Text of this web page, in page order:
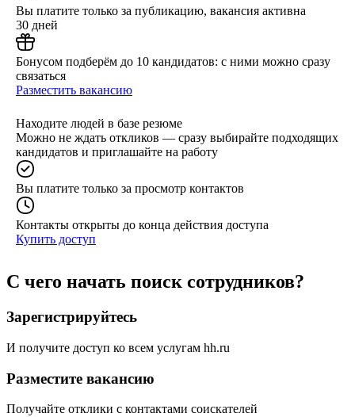
Вы платите только за публикацию, вакансия активна
30 дней
Бонусом подберём до 10 кандидатов: с ними можно сразу
связаться
Разместить вакансию
Находите людей в базе резюме
Можно не ждать откликов — сразу выбирайте подходящих
кандидатов и приглашайте на работу
Вы платите только за просмотр контактов
Контакты открыты до конца действия доступа
Купить доступ
С чего начать поиск сотрудников?
Зарегистрируйтесь
И получите доступ ко всем услугам hh.ru
Разместите вакансию
Получайте отклики с контактами соискателей